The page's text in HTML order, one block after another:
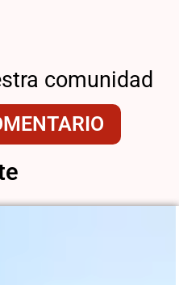
comunidad